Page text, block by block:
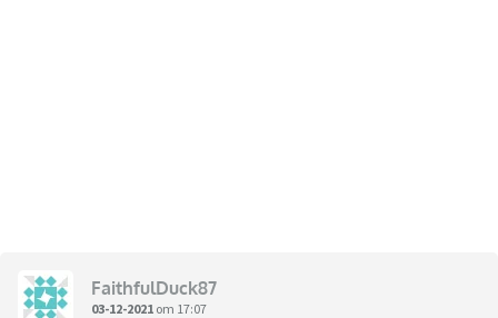
FaithfulDuck87
03-12-2021 om 17:07